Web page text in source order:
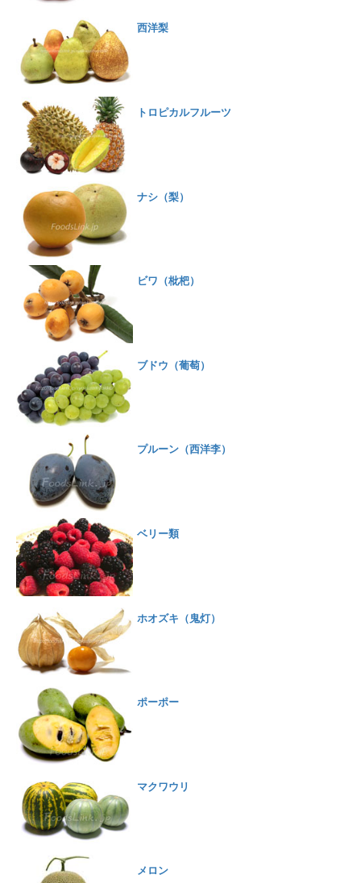
西洋梨
トロピカルフルーツ
ナシ（梨）
ビワ（枇杷）
ブドウ（葡萄）
プルーン（西洋李）
ベリー類
ホオズキ（鬼灯）
ポーポー
マクワウリ
メロン